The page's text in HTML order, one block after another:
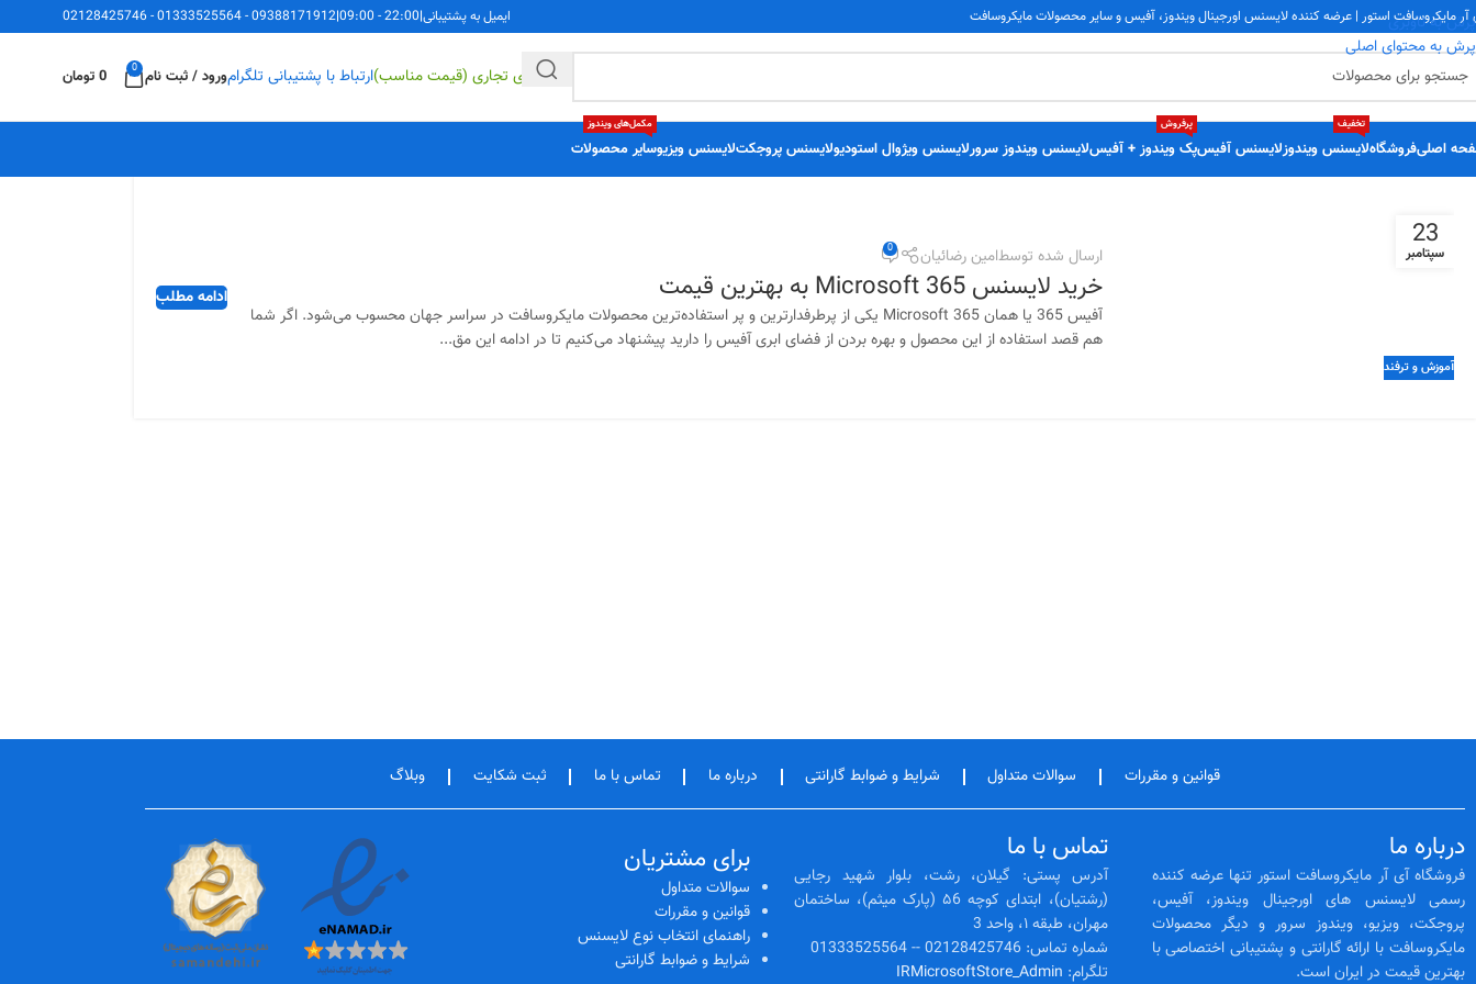
پرش به ناوبری
پرش به محتوای اصلی
آر مایکروسافت استور | عرضه کننده لایسنس اورجینال ویندوز، آفیس و سایر محصولات مایکروسافت ایمیل به پشتیبانی|
22:00 - 09:00
|
09388171912
-
01333525564
-
02128425746
راهکارهای تجاری (قیمت مناسب)ارتباط با پشتیبانی تلگرامورود / ثبت نام 0
0 تومان
اصلیفروشگاهلایسنس ویندوز
تخفیف
لایسنس آفیسپک ویندوز + آفیس
پرفروش
لایسنس ویندوز سرورلایسنس ویژوال استودیولایسنس پروجکتلایسنس ویزیوسایر محصولات
مکمل‌های ویندوز
23
سپتامبر
آموزش و ترفند
ارسال شده توسطامین رضائیان 0
خرید لایسنس Microsoft 365 به بهترین قیمت
آفیس 365 یا همان Microsoft 365 یکی از پرطرفدارترین و پر استفاده‌ترین محصولات مایکروسافت در سراسر جهان محسوب می‌شود. اگر شما
هم قصد استفاده از این محصول و بهره بردن از فضای ابری آفیس را دارید پیشنهاد می‌کنیم تا در ادامه این مق...
ادامه مطلب
قوانین و مقررات سوالات متداول شرایط و ضوابط گارانتی درباره ما تماس با ما ثبت شکایت وبلاگ
درباره ما
فروشگاه آی آر مایکروسافت استور تنها عرضه کننده
رسمی لایسنس‌ های اورجینال ویندوز، آفیس،
پروجکت، ویزیو، ویندوز سرور و دیگر محصولات
مایکروسافت با ارائه گارانتی و پشتیبانی اختصاصی با
بهترین قیمت در ایران است.
تماس با ما
آدرس پستی: گیلان، رشت، بلوار شهید رجایی
(رشتیان)، ابتدای کوچه ۵6 (پارک میثم)، ساختمان
مهران، طبقه ۱، واحد 3
شماره تماس: 02128425746 -- 01333525564
تلگرام: IRMicrosoftStore_Admin
برای مشتریان
سوالات متداول
قوانین و مقررات
راهنمای انتخاب نوع لایسنس
شرایط و ضوابط گارانتی